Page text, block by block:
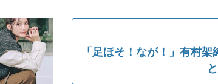
「足ほそ！なが！」有村